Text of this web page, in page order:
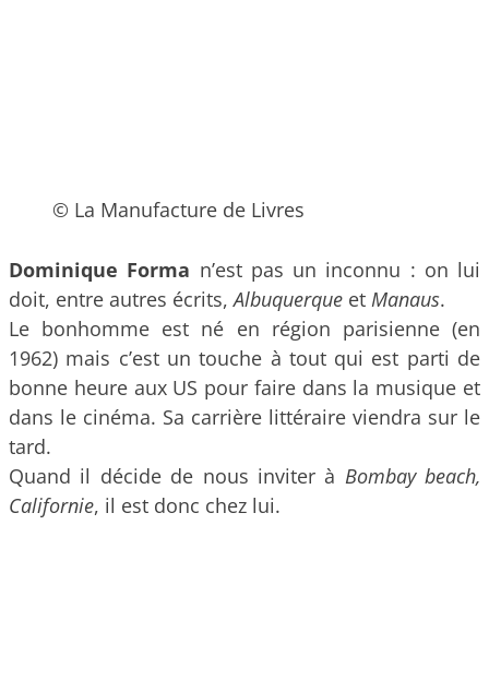
© La Manufacture de Livres
Dominique Forma n’est pas un inconnu : on lui
doit, entre autres écrits,Albuquerque et Manaus.
Le bonhomme est né en région parisienne (en
1962) mais c’est un touche à tout qui est parti de
bonne heure aux US pour faire dans la musique et
dans le cinéma. Sa carrière littéraire viendra sur le
tard.
Quand il décide de nous inviter à Bombay beach,
Californie, il est donc chez lui.